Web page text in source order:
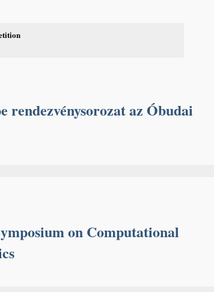
rendezvénysorozat az Óbudai
on Computational